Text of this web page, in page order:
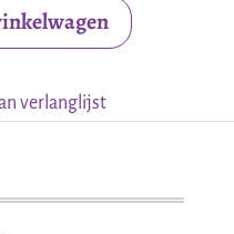
verlanglijst